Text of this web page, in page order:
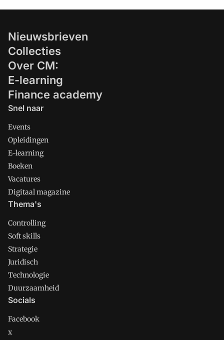
Nieuwsbrieven
Collecties
Over CM:
E-learning
Finance academy
Snel naar
Events
Opleidingen
E-learning
Boeken
Vacatures
Digitaal magazine
Thema's
Controlling
Soft skills
Strategie
Juridisch
Technologie
Duurzaamheid
Socials
Facebook
x